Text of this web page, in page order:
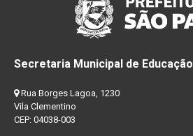
Secretaria Municipal de Educação
Rua Borges Lagoa, 1230
Vila Clementino
CEP: 04038-003